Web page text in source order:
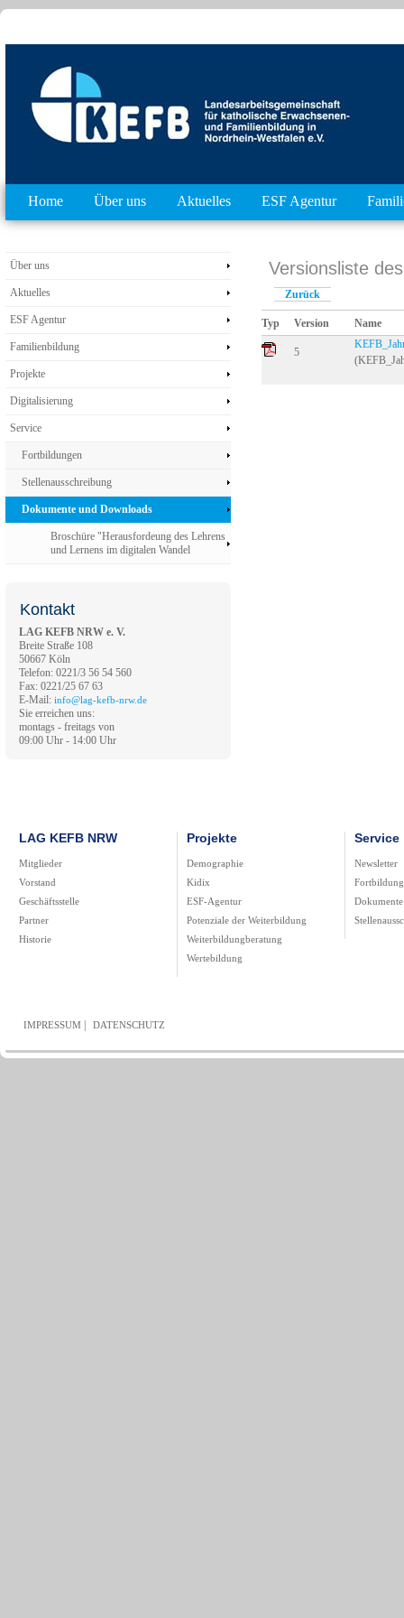
Home Über uns Aktuelles ESF Agentur
Über uns
Aktuelles
ESF Agentur
Familienbildung
Projekte
Digitalisierung
Service
Fortbildungen
Stellenausschreibung
Dokumente und Downloads
Broschüre "Herausfordeung des Lehrens
und Lernens im digitalen Wandel
Kontakt
LAG KEFB NRW e. V.
Breite Straße 108
50667 Köln
Telefon: 0221/3 56 54 560
Fax: 0221/25 67 63
E-Mail: info@lag-kefb-nrw.de
Sie erreichen uns:
montags - freitags von
09:00 Uhr - 14:00 Uhr
Versionsliste
Zurück
Typ Version Name
5
LAG KEFB NRW
Mitglieder
Vorstand
Geschäftsstelle
Partner
Historie
Projekte
Demographie
Kidix
ESF-Agentur
Potenziale der Weiterbildung
Weiterbildungberatung
Wertebildung
Service
Newsletter
IMPRESSUM DATENSCHUTZ